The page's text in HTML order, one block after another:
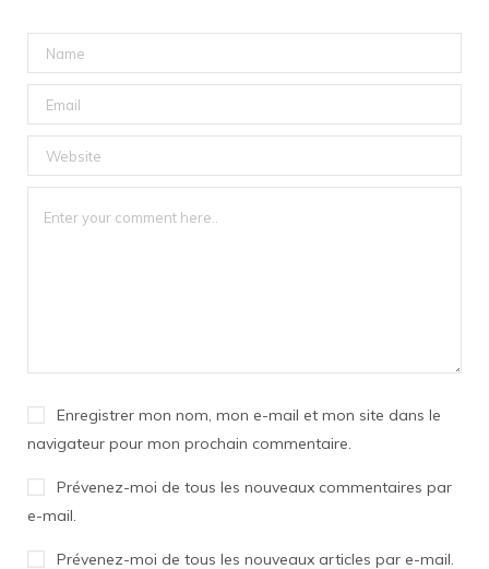
Enregistrer mon nom, mon e-mail et mon site dans le
navigateur pour mon prochain commentaire.
Prévenez-moi de tous les nouveaux commentaires par
e-mail.
Prévenez-moi de tous les nouveaux articles par e-mail.